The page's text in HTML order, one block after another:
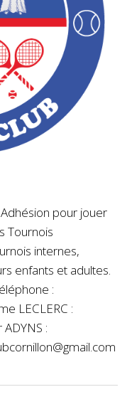
pour jouer
Tournois
internes,
enfants et adultes.
:
LECLERC :
: